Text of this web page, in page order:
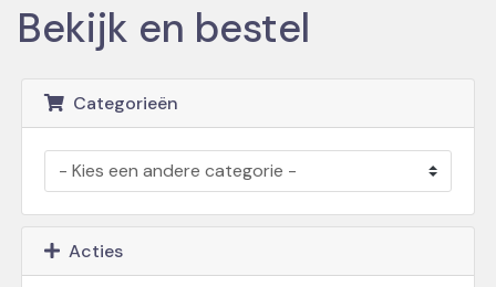
Bekijk en bestel
Categorieën
Acties